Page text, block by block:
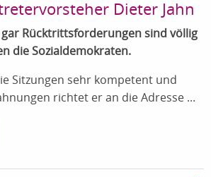
Dieter Jahn
Rücktrittsforderungen sind völlig
die Sozialdemokraten.
Sitzungen sehr kompetent und
richtet er an die Adresse ...